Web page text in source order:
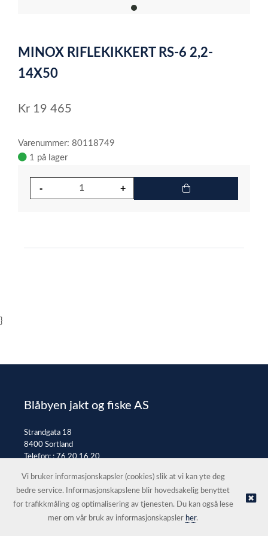
item
of
1
MINOX RIFLEKIKKERT RS-6 2,2-
14X50
Kr 19 465
Varenummer: 80118749
1 på lager
}
Blåbyen jakt og fiske AS
Strandgata 18
8400 Sortland
Telefon: :76 20 16 20
© Blåbyen jakt og fiske AS |Nettbutikk levert av Kréatif
Vi bruker informasjonskapsler (cookies) slik at vi kan yte deg
bedre service. Informasjonskapslene blir hovedsakelig benyttet
for trafikkmåling og optimalisering av tjenesten. Du kan også lese
mer om vår bruk av informasjonskapsler her.